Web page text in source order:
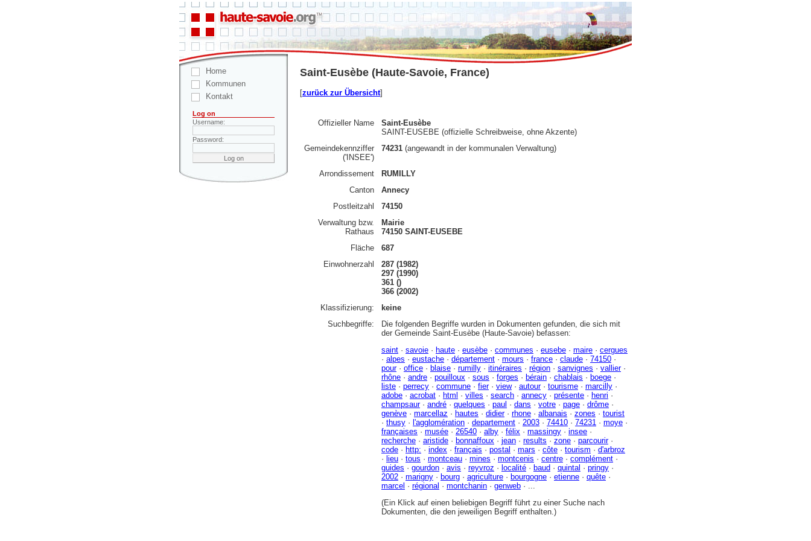
Home
Kommunen
Kontakt
Log on
Username:
Password:
Saint-Eusèbe (Haute-Savoie, France)
[zurück zur Übersicht]
Offizieller Name
Saint-Eusèbe
SAINT-EUSEBE (offizielle Schreibweise, ohne Akzente)
Gemeindekennziffer
('INSEE')
74231 (angewandt in der kommunalen Verwaltung)
Arrondissement
RUMILLY
Canton
Annecy
Postleitzahl
74150
Verwaltung bzw.
Rathaus
Mairie
74150 SAINT-EUSEBE
Fläche
687
Einwohnerzahl
287 (1982)
297 (1990)
361 ()
366 (2002)
Klassifizierung:
keine
Suchbegriffe:
Die folgenden Begriffe wurden in Dokumenten gefunden, die sich mit
der Gemeinde Saint-Eusèbe (Haute-Savoie) befassen:
saint · savoie · haute · eusèbe · communes · eusebe · maire · cergues
· alpes · eustache · département · mours · france · claude · 74150 ·
pour· office · blaise · rumilly · itinéraires · région · sanvignes · vallier·
rhône · andre · pouilloux · sous · forges · bérain · chablais · boege ·
liste · perrecy · commune · fier· view· autour· tourisme · marcilly ·
adobe · acrobat · html · villes · search · annecy · présente · henri ·
champsaur· andré · quelques · paul · dans · votre · page · drôme ·
genève · marcellaz · hautes · didier· rhone · albanais · zones · tourist
· thusy · l'agglomération · departement · 2003 · 74410 · 74231 · moye ·
françaises · musée · 26540 · alby · félix · massingy · insee ·
recherche · aristide · bonnaffoux · jean · results · zone · parcourir·
code · http: · index · français · postal · mars · côte · tourism · d'arbroz
· lieu · tous · montceau · mines · montcenis · centre · complément ·
guides · gourdon · avis · reyvroz · localité · baud · quintal · pringy ·
2002 · marigny · bourg · agriculture · bourgogne · etienne · quête ·
marcel · régional · montchanin · genweb · ...
(Ein Klick auf einen beliebigen Begriff führt zu einer Suche nach
Dokumenten, die den jeweiligen Begriff enthalten.)